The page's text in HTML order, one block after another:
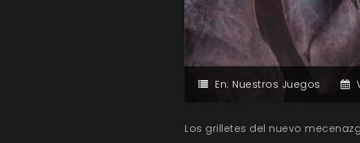
En: Nuestros Juegos
Los grilletes del nuevo